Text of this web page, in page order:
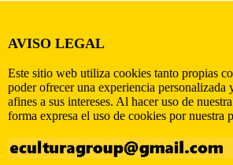
AVISO LEGAL
Este sitio web utiliza cookies tanto propias
poder ofrecer una experiencia personalizada
afines a sus intereses. Al hacer uso de
forma expresa el uso de cookies por nuestra